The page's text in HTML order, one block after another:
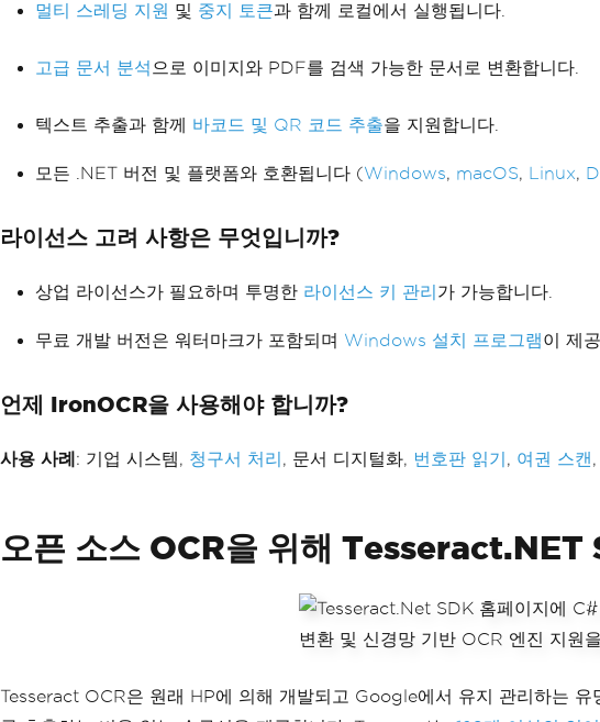
멀티 스레딩 지원 및 중지 토큰과 함께 로컬에서 실행됩니다.
고급 문서 분석 으로 이미지와 PDF를 검색 가능한 문서로 변환합니다.
텍스트 추출과 함께 바코드 및 QR 코드 추출을 지원합니다.
모든 .NET 버전 및 플랫폼와 호환됩니다 (Windows, macOS, Linux,
라이선스 고려 사항은 무엇입니까?
상업 라이선스가 필요하며 투명한 라이선스 키 관리 가 가능합니다.
무료 개발 버전은 워터마크가 포함되며 Windows 설치 프로그램이 제
언제 IronOCR을 사용해야 합니까?
사용 사례 : 기업 시스템, 청구서 처리 , 문서 디지털화, 번호판 읽기 , 여권 스캔 ,
오픈 소스 OCR을 위해 Tesseract.NET
Tesseract OCR은 원래 HP에 의해 개발되고 Google에서 유지 관리하는